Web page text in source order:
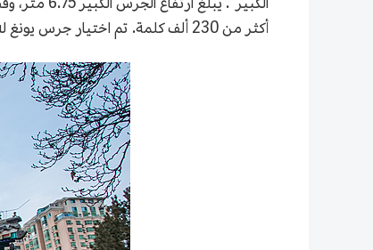
أكثر من 230 ألف كلمة. تم اختيار جرس يونغ له الكبير كواحد من "أفضل مناطق الجذب السياحي عالميا في بكين" لاحتوائه على "أكثر الأحرف المنقوشة في العالم".